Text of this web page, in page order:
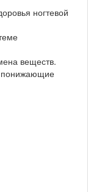
ногтевой
веществ.
понижающие